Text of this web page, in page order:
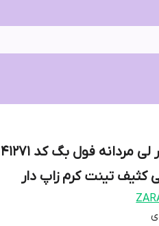
کثیف تینت کرم زاپ دار